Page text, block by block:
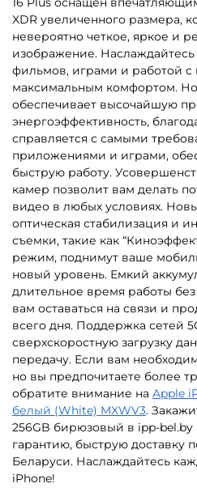
XDR увеличенного размера,
невероятно четкое, яркое и
изображение.
фильмов, играми и работой с
максимальным комфортом.
обеспечивает высочайшую
энергоэффективность,
справляется с самыми
приложениями и играми,
быструю работу.
камер позволит вам делать
видео в любых условиях.
оптическая стабилизация и
съемки, такие как
режим, поднимут ваше
новый уровень. Емкий
длительное время работы
вам оставаться на связи и
всего дня. Поддержка сетей
сверхскоростную загрузку
передачу. Если вам
но вы предпочитаете более
обратите внимание на Apple
белый (White) MXWV3.
256GB бирюзовый в ipp-
гарантию, быструю доставку
Беларуси. Наслаждайтесь
iPhone!